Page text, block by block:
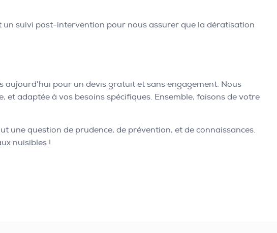
suivi post-intervention pour nous assurer que la dératisation
aujourd'hui pour un devis gratuit et sans engagement. Nous
adaptée à vos besoins spécifiques. Ensemble, faisons de votre
une question de prudence, de prévention, et de connaissances.
nuisibles !